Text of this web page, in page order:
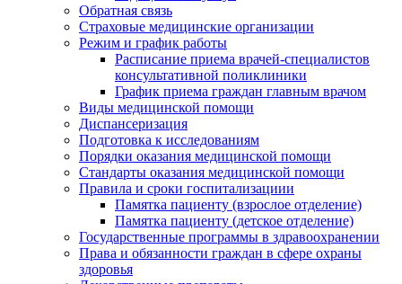
Обратная связь
Страховые медицинские организации
Режим и график работы
Расписание приема врачей-специалистов
консультативной поликлиники
График приема граждан главным врачом
Виды медицинской помощи
Диспансеризация
Подготовка к исследованиям
Порядки оказания медицинской помощи
Стандарты оказания медицинской помощи
Правила и сроки госпитализациии
Памятка пациенту (взрослое отделение)
Памятка пациенту (детское отделение)
Государственные программы в здравоохранении
Права и обязанности граждан в сфере охраны
здоровья